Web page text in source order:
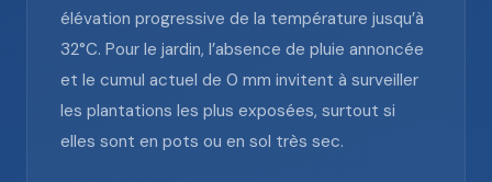
élévation progressive de la température jusqu’à
32°C. Pour le jardin, l’absence de pluie annoncée
et le cumul actuel de 0 mm invitent à surveiller
les plantations les plus exposées, surtout si
elles sont en pots ou en sol très sec.